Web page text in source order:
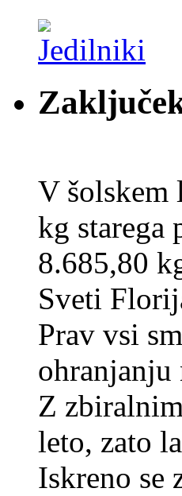
V šolskem
kg starega
8.685,80
Sveti
Prav vsi
ohranjanju
Z
leto, zato
Iskreno se